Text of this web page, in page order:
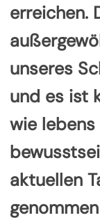
erreichen.
unseres
und es ist
wie
aktuellen